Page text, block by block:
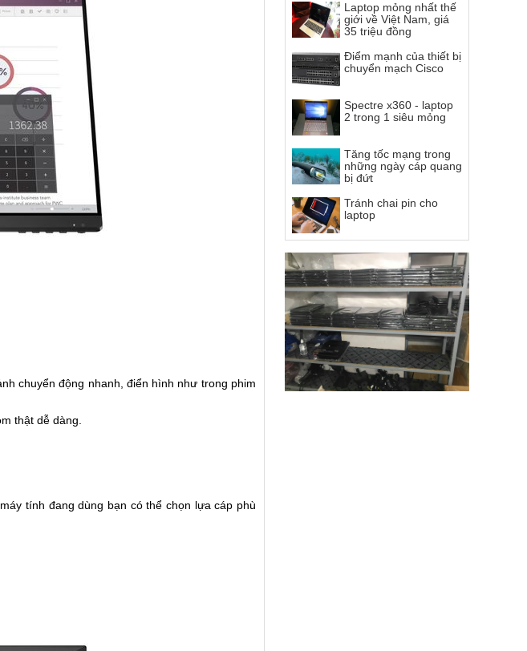
chuyển động nhanh, điển hình như trong phim
thật dễ dàng.
tính đang dùng bạn có thể chọn lựa cáp phù
Laptop mỏng nhất thế
giới về Việt Nam, giá
35 triệu đồng
Điểm mạnh của thiết bị
chuyển mạch Cisco
Spectre x360 - laptop
2 trong 1 siêu mỏng
Tăng tốc mạng trong
những ngày cáp quang
bị đứt
Tránh chai pin cho
laptop